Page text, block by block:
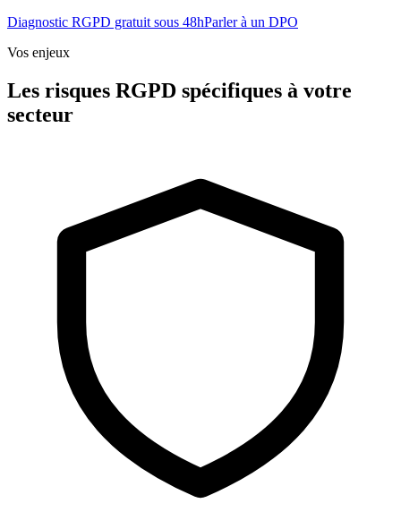
Diagnostic RGPD gratuit sous 48hParler à un DPO
Vos enjeux
Les risques RGPD spécifiques à votre
secteur